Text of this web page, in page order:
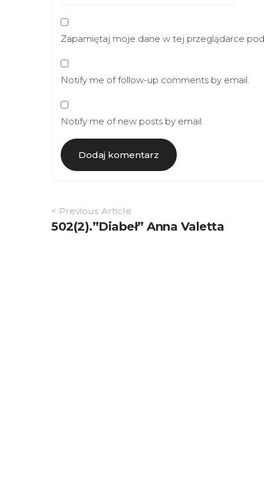
Zapamiętaj moje dane w tej przeglądarce
Notify me of follow-up comments by email.
Notify me of new posts by email.
Article
Navigation
< Previous Article
502(2).”Diabeł” Anna Valetta